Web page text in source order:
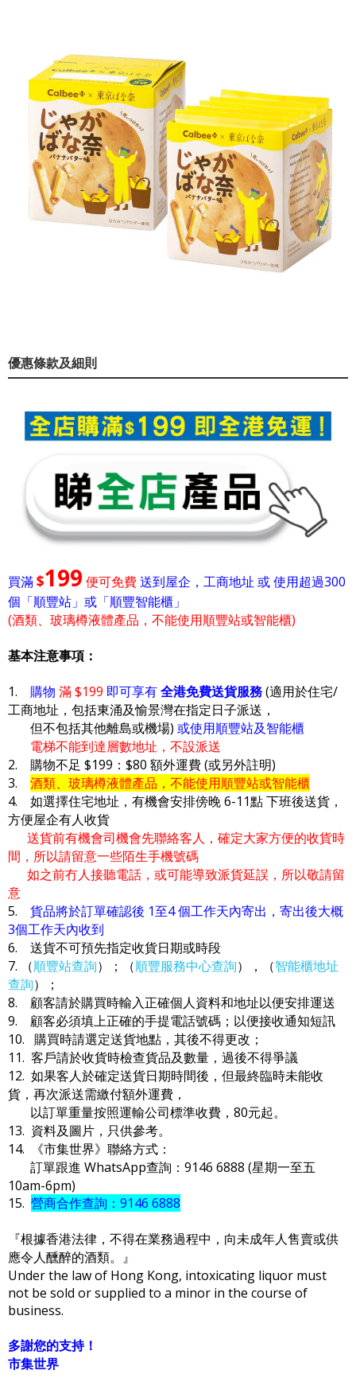
優惠條款及細則
買滿$199 便可免費送到屋企，工商地址 或 使用超過300
個「順豐站」或「順豐智能櫃」
(酒類、玻璃樽液體產品，不能使用順豐站或智能櫃)
基本注意事項：
1. 購物 滿 $199 即可享有全港免費送貨服務(適用於住宅/
工商地址，包括東涌及愉景灣在指定日子派送，
但不包括其他離島或機場) 或使用順豐站及智能櫃
電梯不能到達層數地址，不設派送
2. 購物不足 $199：$80 額外運費 (或另外註明)
3. 酒類、玻璃樽液體產品，不能使用順豐站或智能櫃
4. 如選擇住宅地址，有機會安排傍晚 6-11點 下班後送貨，
方便屋企有人收貨
送貨前有機會司機會先聯絡客人，確定大家方便的收貨時
間，所以請留意一些陌生手機號碼
如之前冇人接聽電話，或可能導致派貨延誤，所以敬請留
意
5. 貨品將於訂單確認後 1至4 個工作天內寄出，寄出後大概
3個工作天內收到
6. 送貨不可預先指定收貨日期或時段
7. （順豐站查詢）；（順豐服務中心查詢），（智能櫃地址
查詢）；
8. 顧客請於購買時輸入正確個人資料和地址以便安排運送
9. 顧客必須填上正確的手提電話號碼；以便接收通知短訊
10. 購買時請選定送貨地點，其後不得更改；
11. 客戶請於收貨時檢查貨品及數量，過後不得爭議
12. 如果客人於確定送貨日期時間後，但最終臨時未能收
貨，再次派送需繳付額外運費，
以訂單重量按照運輸公司標準收費，80元起。
13. 資料及圖片，只供參考。
14. 《市集世界》聯絡方式：
訂單跟進 WhatsApp查詢：9146 6888 (星期一至五
10am-6pm)
15. 營商合作查詢：9146 6888
『根據香港法律，不得在業務過程中，向未成年人售賣或供
應令人醺醉的酒類。』
Under the law of Hong Kong, intoxicating liquor must
not be sold or supplied to a minor in the course of
business.
多謝您的支持！
市集世界